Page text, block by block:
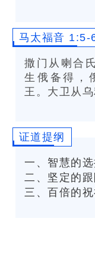
马太福音 1:5-
撒门从喇合
生俄备得，
王。大卫从
证道提纲
一、智慧的选
二、坚定的
三、百倍的祝